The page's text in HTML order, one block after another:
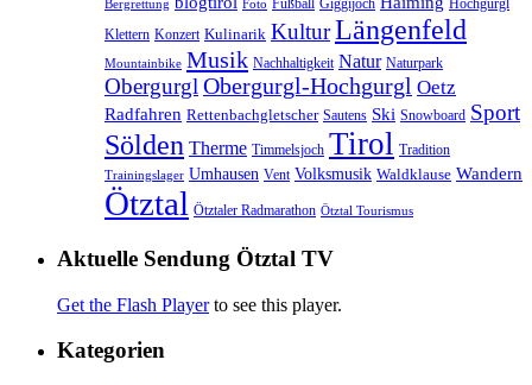
Bergrettung
Foto Fußball Giggijoch
Hochgurgl
Klettern Konzert Kulinarik KulturLängenfeld
Mountainbike Musik Nachhaltigkeit Natur Naturpark
ObergurglObergurgl-Hochgurgl Oetz
Radfahren Rettenbachgletscher Sautens Ski Snowboard Sport
Sölden Therme Timmelsjoch Tirol Tradition
Trainingslager Umhausen Vent Volksmusik Waldklause Wandern
Ötztal Ötztaler Radmarathon Ötztal Tourismus
Aktuelle Sendung Ötztal TV
Get the Flash Playerto see this player.
Kategorien